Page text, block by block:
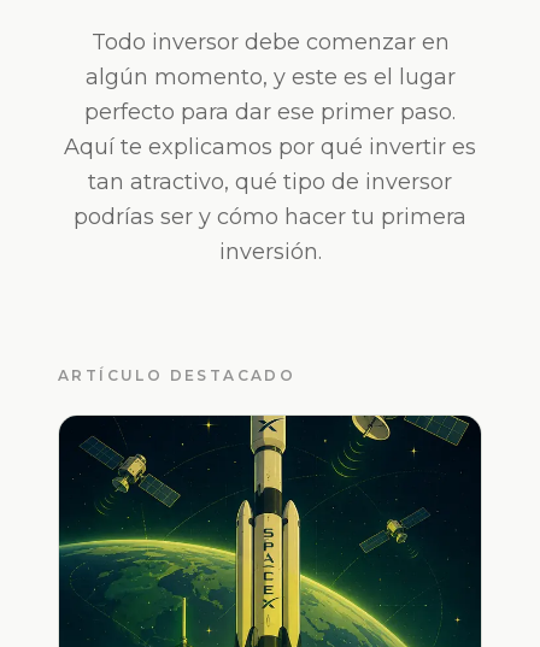
Todo inversor debe comenzar en
algún momento, y este es el lugar
perfecto para dar ese primer paso.
Aquí te explicamos por qué invertir es
tan atractivo, qué tipo de inversor
podrías ser y cómo hacer tu primera
inversión.
ARTÍCULO DESTACADO